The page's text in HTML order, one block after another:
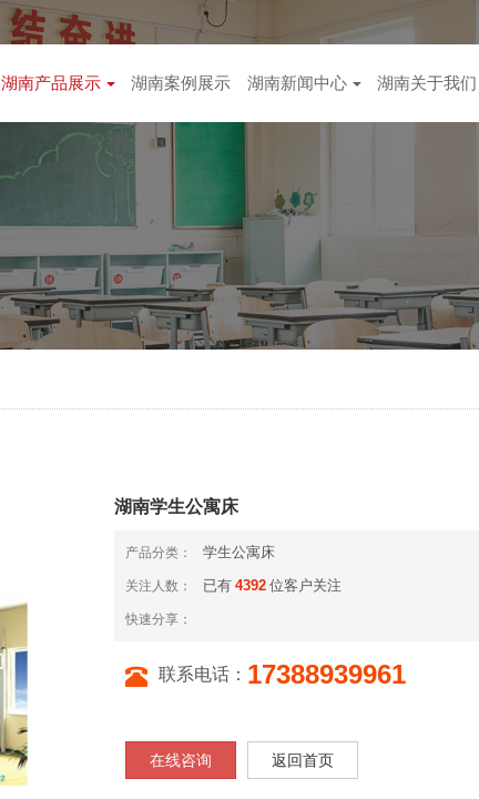
湖南产品展示 湖南案例展示 湖南新闻中心 湖南关于我们
湖南学生公寓床
产品分类： 学生公寓床
关注人数： 已有 4392 位客户关注
快速分享：
联系电话： 17388939961
在线咨询 返回首页